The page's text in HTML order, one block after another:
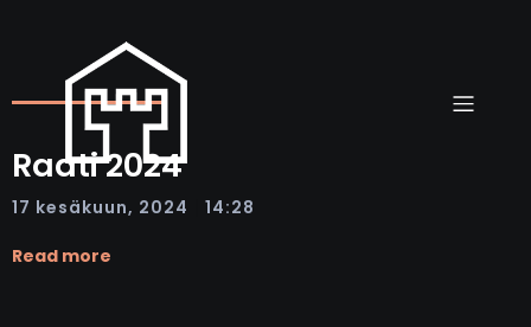
Raati 2024
17 kesäkuun, 2024 14:28
Read more